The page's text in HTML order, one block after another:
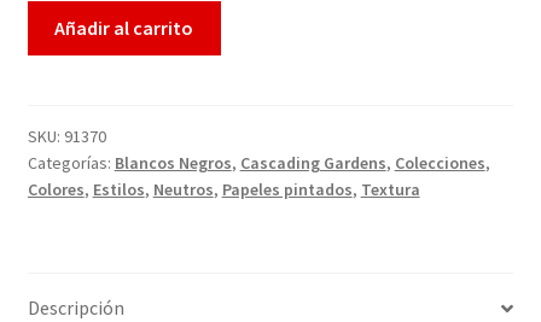
Términos de uso
Tienda
puntua
ciones
s
Añadir al carrito
SKU: 91370
Categorías: Blancos Negros, Cascading Gardens, Colecciones,
Colores, Estilos, Neutros, Papeles pintados, Textura
Descripción